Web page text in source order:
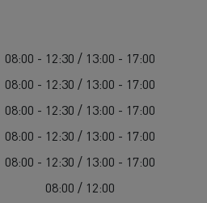
08:00 - 12:30 / 13:00 - 17:00
08:00 - 12:30 / 13:00 - 17:00
08:00 - 12:30 / 13:00 - 17:00
08:00 - 12:30 / 13:00 - 17:00
08:00 - 12:30 / 13:00 - 17:00
08:00 / 12:00